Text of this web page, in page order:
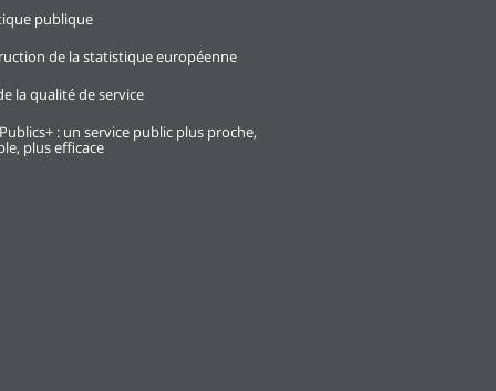
publique
de la statistique européenne
la qualité de service
: un service public plus proche,
plus efficace